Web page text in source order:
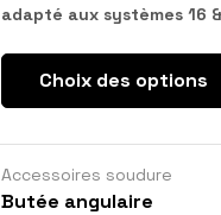
adapté aux systèmes 16
Choix des options
Accessoires soudure
Butée angulaire